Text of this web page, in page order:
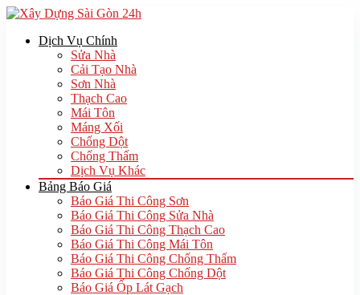
Dịch Vụ Chính
Sửa Nhà
Cải Tạo Nhà
Sơn Nhà
Thạch Cao
Mái Tôn
Máng Xối
Chống Dột
Chống Thấm
Dịch Vụ Khác
Bảng Báo Giá
Báo Giá Thi Công Sơn
Báo Giá Thi Công Sửa Nhà
Báo Giá Thi Công Thạch Cao
Báo Giá Thi Công Mái Tôn
Báo Giá Thi Công Chống Thấm
Báo Giá Thi Công Chống Dột
Báo Giá Ốp Lát Gạch